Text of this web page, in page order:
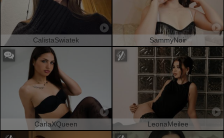
CalistaSwiatek SammyNoir
CarlaXQueen LeonaMeilee